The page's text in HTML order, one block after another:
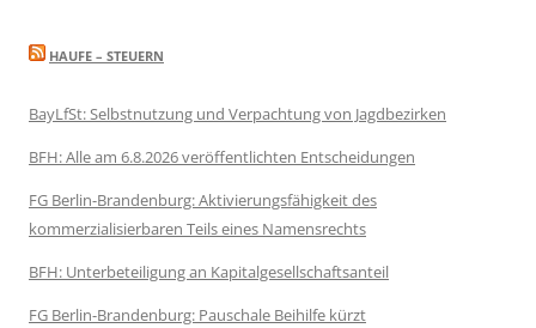
HAUFE – STEUERN
BayLfSt: Selbstnutzung und Verpachtung von Jagdbezirken
BFH: Alle am 6.8.2026 veröffentlichten Entscheidungen
FG Berlin-Brandenburg: Aktivierungsfähigkeit des
kommerzialisierbaren Teils eines Namensrechts
BFH: Unterbeteiligung an Kapitalgesellschaftsanteil
FG Berlin-Brandenburg: Pauschale Beihilfe kürzt